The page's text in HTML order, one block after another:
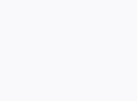
とを発表いたしま